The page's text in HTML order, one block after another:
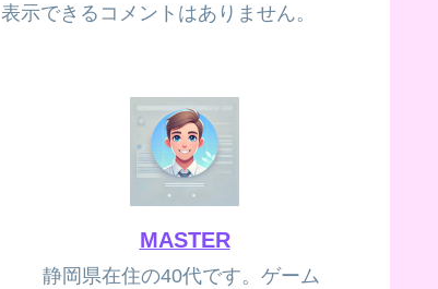
表示できるコメントはありません。
MASTER
静岡県在住の40代です。ゲーム